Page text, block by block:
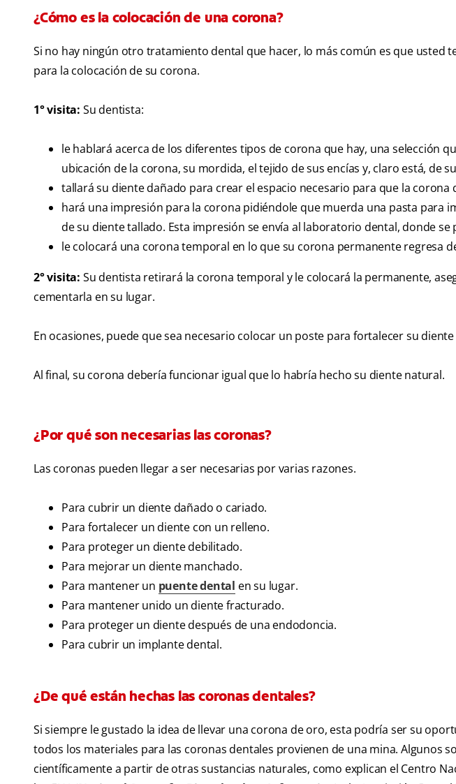
¿Cómo es la colocación de una corona?
Si no hay ningún otro tratamiento dental que hacer, lo más común es que usted
para la colocación de su corona.
1° visita: Su dentista:
le hablará acerca de los diferentes tipos de corona que hay, una selección
ubicación de la corona, su mordida, el tejido de sus encías y, claro está, de
tallará su diente dañado para crear el espacio necesario para que la corona
hará una impresión para la corona pidiéndole que muerda una pasta para
de su diente tallado. Esta impresión se envía al laboratorio dental, donde
le colocará una corona temporal en lo que su corona permanente regresa
2° visita: Su dentista retirará la corona temporal y le colocará la permanente,
cementarla en su lugar.
En ocasiones, puede que sea necesario colocar un poste para fortalecer su
Al final, su corona debería funcionar igual que lo habría hecho su diente natural.
¿Por qué son necesarias las coronas?
Las coronas pueden llegar a ser necesarias por varias razones.
Para cubrir un diente dañado o cariado.
Para fortalecer un diente con un relleno.
Para proteger un diente debilitado.
Para mejorar un diente manchado.
Para mantener un puente dental en su lugar.
Para mantener unido un diente fracturado.
Para proteger un diente después de una endodoncia.
Para cubrir un implante dental.
¿De qué están hechas las coronas dentales?
Si siempre le gustado la idea de llevar una corona de oro, esta podría ser su
todos los materiales para las coronas dentales provienen de una mina. Algunos
científicamente a partir de otras sustancias naturales, como explican el Centro